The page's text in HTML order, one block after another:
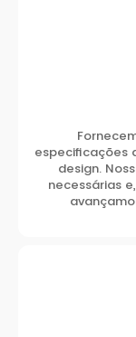
especificações
design.
necessárias